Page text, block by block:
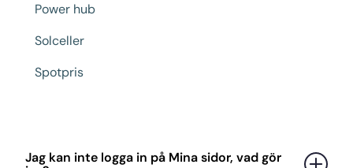
Power hub
Solceller
Spotpris
Jag kan inte logga in på Mina sidor, vad gör